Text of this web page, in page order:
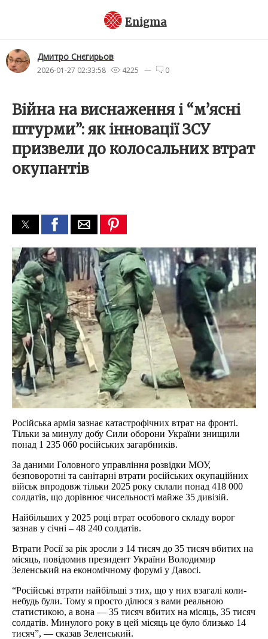
Enigma
Дмитро Снєгирьов
2026-01-27 02:33:58 4225 — 0
Війна на виснаження і “м’ясні
штурми”: як інновації ЗСУ
призвели до колосальних втрат
окупантів
Російська армія зазнає катастрофічних втрат на фронті.
Тільки за минулу добу Сили оборони України знищили
понад 1 235 060 російських загарбників.
За даними Головного управління розвідки МОУ,
безповоротні та санітарні втрати російських окупаційних
військ впродовж тільки 2025 року склали понад 418 000
солдатів, що дорівнює чисельності майже 35 дивізій.
Найбільших у 2025 році втрат особового складу ворог
зазнав у січні – 48 240 солдатів.
Втрати Росії за рік зросли з 14 тисяч до 35 тисяч вбитих на
місяць, повідомив президент України Володимир
Зеленський на економічному форумі у Давосі.
“Російські втрати найбільші з тих, що у них взагалі коли-
небудь були. Тому я просто ділюся з вами реальною
статистикою, а вона — 35 тисяч вбитих на місяць, 35 тисяч
солдатів. Минулого року в цей місяць це було близько 14
тисяч”, — сказав Зеленський.